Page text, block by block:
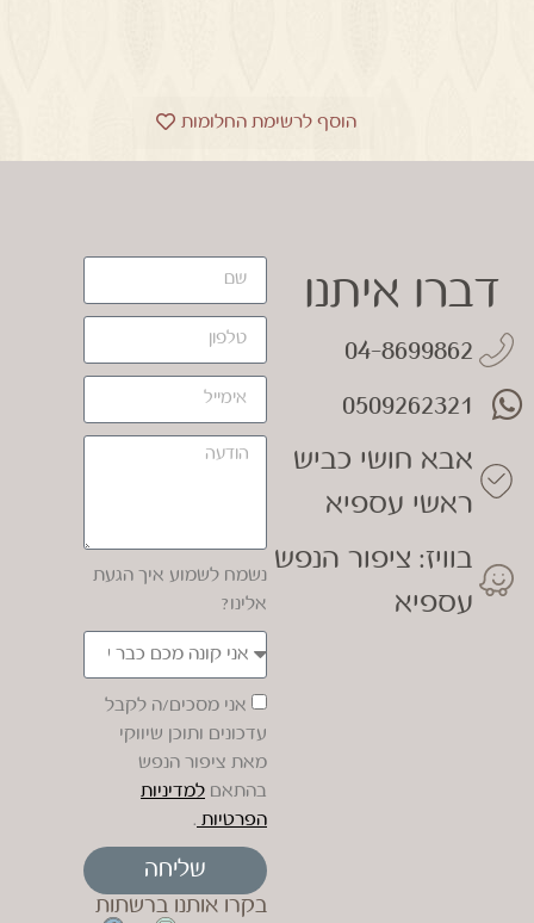
הוסף לרשימת החלומות
דברו איתנו
04-8699862
0509262321
אבא חושי כביש
ראשי עספיא
בוויז: ציפור הנפש
עספיא
נשמח לשמוע איך הגעת
אלינו?
אני מסכים/ה לקבל
עדכונים ותוכן שיווקי
מאת ציפור הנפש
בהתאם למדיניות
הפרטיות .
שליחה
בקרו אותנו ברשתות